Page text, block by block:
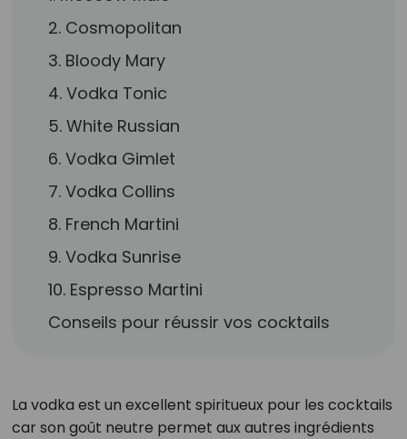
2. Cosmopolitan
3. Bloody Mary
4. Vodka Tonic
5. White Russian
6. Vodka Gimlet
7. Vodka Collins
8. French Martini
9. Vodka Sunrise
10. Espresso Martini
Conseils pour réussir vos cocktails
La vodka est un excellent spiritueux pour les cocktails
car son goût neutre permet aux autres ingrédients